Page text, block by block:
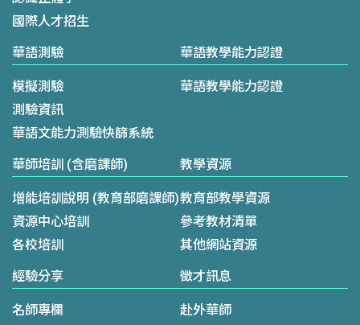
國際人才招生
華語測驗
模擬測驗
測驗資訊
華語文能力測驗快篩系統
華語教學能力認證
華語教學能力認證
華師培訓 (含磨課師)
增能培訓說明 (教育部磨課師)
資源中心培訓
各校培訓
教學資源
教育部教學資源
參考教材清單
其他網站資源
經驗分享
名師專欄
徵才訊息
赴外華師